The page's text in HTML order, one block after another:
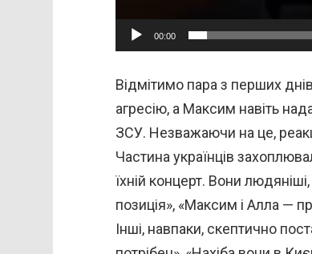
00:00
Відмітимо пара з перших
агресію, а Максим навіть
ЗСУ. Незважаючи на це,
Частина українців
їхній концерт. Вони
позиція», «Максим і Алла —
Інші, навпаки, скептично